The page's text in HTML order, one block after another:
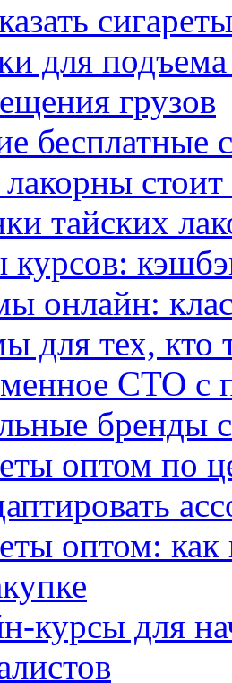
для
грузов
бесплатные
стоит
тайских
курсов:
онлайн:
для тех, кто
СТО с
бренды
оптом по
оптом:
курсы для